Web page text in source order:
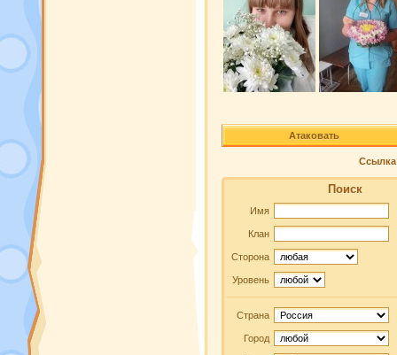
Атаковать
Ссылка
Поиск
Имя
Клан
Сторона
Уровень
Страна
Город